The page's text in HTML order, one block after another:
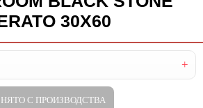
30X60
С ПРОИЗВОДСТВА